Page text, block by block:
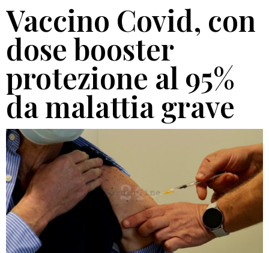
Vaccino Covid, con
dose booster
protezione al 95%
da malattia grave